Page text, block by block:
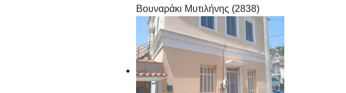
Βουναράκι Μυτιλήνης (2838)